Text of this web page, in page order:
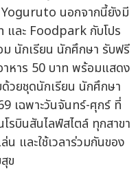
นอกจากนี้ยังมี
และ Foodpark กับโปร
นักเรียน นักศึกษา รับฟรี
หาร 50 บาท พร้อมแสดง
วยชุดนักเรียน นักศึกษา
เฉพาะวันจันทร์-ศุกร์ ที่
บินสันไลฟ์สไตล์ ทุกสาขา
น และใช้เวลาร่วมกันของ
ข